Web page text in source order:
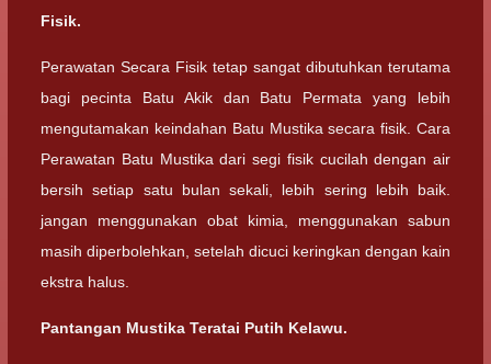
Fisik.
Perawatan Secara Fisik tetap sangat dibutuhkan terutama
bagi pecinta Batu Akik dan Batu Permata yang lebih
mengutamakan keindahan Batu Mustika secara fisik. Cara
Perawatan Batu Mustika dari segi fisik cucilah dengan air
bersih setiap satu bulan sekali, lebih sering lebih baik.
jangan menggunakan obat kimia, menggunakan sabun
masih diperbolehkan, setelah dicuci keringkan dengan kain
ekstra halus.
Pantangan Mustika Teratai Putih Kelawu.